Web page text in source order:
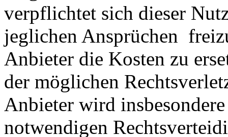
verpflichtet sich dieser
jeglichen Ansprüchen
Anbieter die Kosten zu
der möglichen
Anbieter wird
notwendigen